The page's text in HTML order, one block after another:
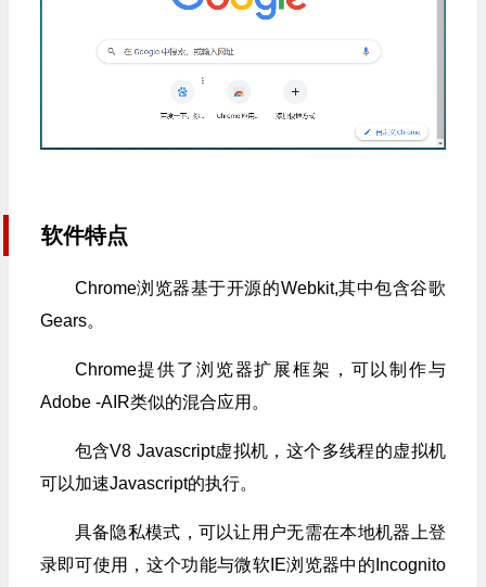
软件特点
Chrome浏览器基于开源的Webkit,其中包含谷歌
Gears。
Chrome提供了浏览器扩展框架，可以制作与
Adobe -AIR类似的混合应用。
包含V8 Javascript虚拟机，这个多线程的虚拟机
可以加速Javascript的执行。
具备隐私模式，可以让用户无需在本地机器上登
录即可使用，这个功能与微软IE浏览器中的Incognito